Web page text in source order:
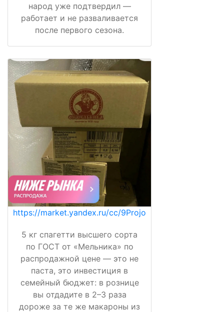
народ уже подтвердил —
работает и не разваливается
после первого сезона.
https://market.yandex.ru/cc/9Projo
5 кг спагетти высшего сорта
по ГОСТ от «Мельника» по
распродажной цене — это не
паста, это инвестиция в
семейный бюджет: в рознице
вы отдадите в 2–3 раза
дороже за те же макароны из